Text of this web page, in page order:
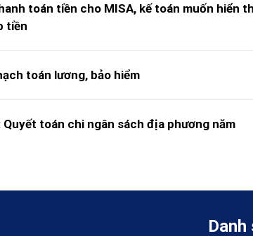
toán tiền cho MISA, kế toán muốn hiển
tiền
toán lương, bảo hiểm
toán chi ngân sách địa phương năm